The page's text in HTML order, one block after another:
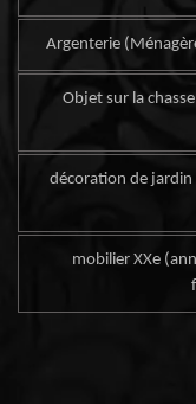
Argenterie
Objet sur la
décoration de
mobilier XXe